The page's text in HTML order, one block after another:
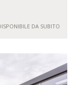
DA SUBITO